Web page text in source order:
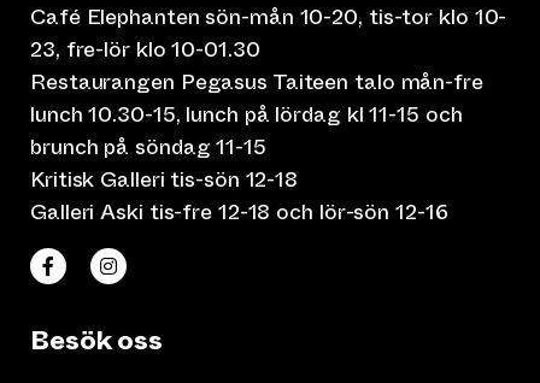
Café Elephanten sön-mån 10-20, tis-tor klo 10-
23, fre-lör klo 10-01.30
Restaurangen Pegasus Taiteen talo mån-fre
lunch 10.30-15, lunch på lördag kl 11-15 och
brunch på söndag 11-15
Kritisk Galleri tis-sön 12-18
Galleri Aski tis-fre 12-18 och lör-sön 12-16
Taiteen talo Facebookissa
(leder till annan webbtjänst)
Taiteen talo Instagramissa
(leder till annan webbtjänst)
Besök oss